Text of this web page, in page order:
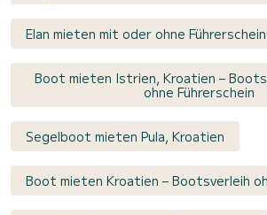
Elan mieten mit oder ohne Führerschein
Boot mieten Istrien, Kroatien –
ohne Führerschein
Segelboot mieten Pula, Kroatien
Boot mieten Kroatien – Bootsverleih